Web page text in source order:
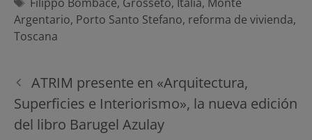
Argentario, Porto Santo Stefano, reforma de vivienda,
Toscana
Navegación
de
entradas
ATRIM presente en «Arquitectura,
Superficies e Interiorismo», la nueva edición
del libro Barugel Azulay